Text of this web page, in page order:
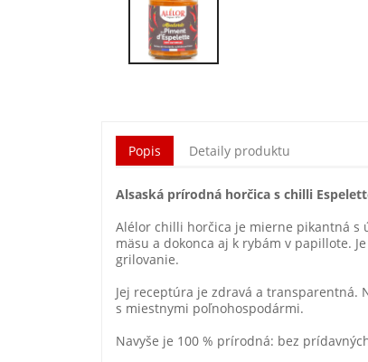
Popis Detaily produktu
Alsaská prírodná horčica s chilli
Alélor chilli horčica je mierne pikantná s
mäsu a dokonca aj k rybám v papillote.
grilovanie.
Jej receptúra je zdravá a transparentná.
s miestnymi poľnohospodármi.
Navyše je 100 % prírodná: bez